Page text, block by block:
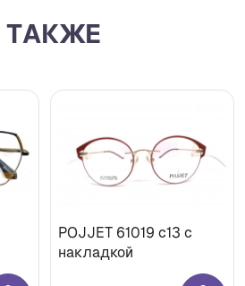
ТАКЖЕ
POJJET 61019 с13 с
накладкой